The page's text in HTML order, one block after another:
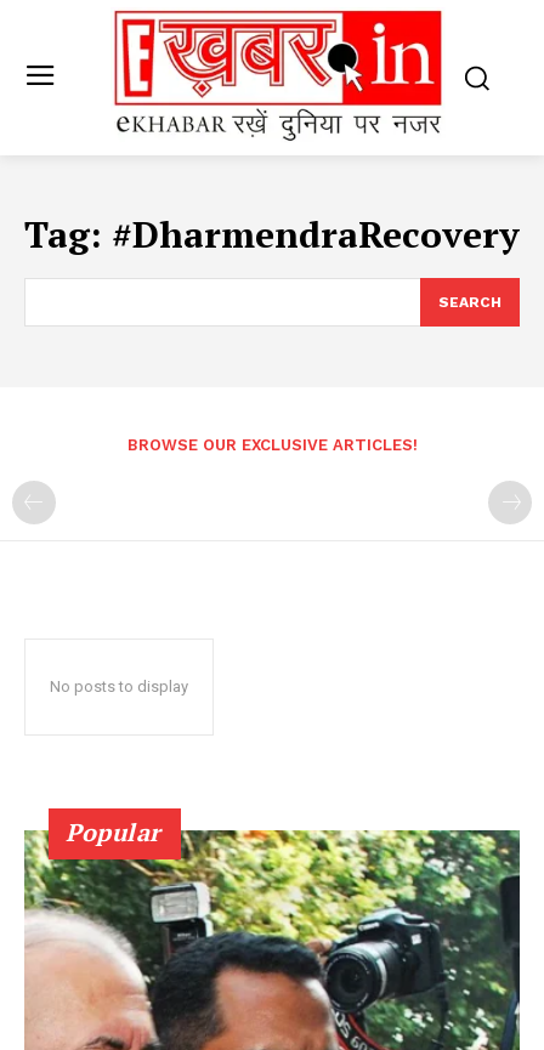
Tag: #DharmendraRecovery
SEARCH
BROWSE OUR EXCLUSIVE ARTICLES!
No posts to display
Popular